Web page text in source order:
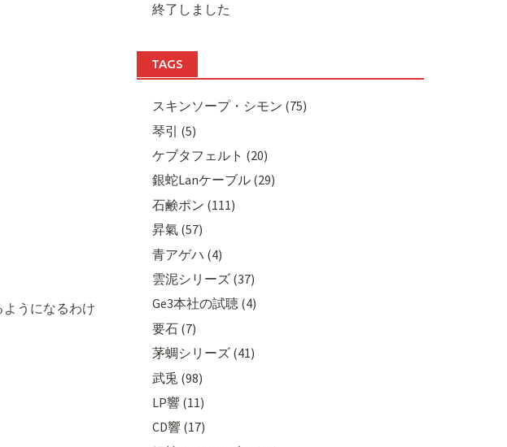
うになるわけ
終了しました
TAGS
スキンソープ・シモン (75)
琴引 (5)
ケブタフェルト (20)
銀蛇Lanケーブル (29)
石鹸ポン (111)
昇氣 (57)
青アゲハ (4)
雲泥シリーズ (37)
Ge3本社の試聴 (4)
要石 (7)
茅蜩シリーズ (41)
武兎 (98)
LP響 (11)
CD響 (17)